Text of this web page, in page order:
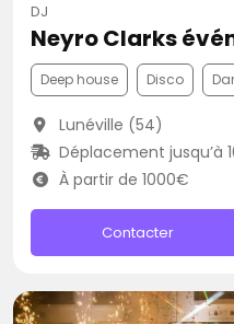
DJ
Neyro Clarks
Deep house Disco
Lunéville (54)
Déplacement jusqu’à
À partir de 1000€
Contacter